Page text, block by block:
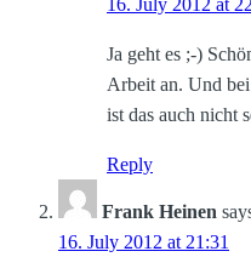
Ja geht es ;-)
Arbeit an. Und
ist das auch nicht
Reply
Frank Heinen
16. July 2012 at 21:31